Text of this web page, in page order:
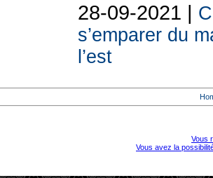
28-09-2021 |
s’emparer du
l’est
Vous
Vous avez la